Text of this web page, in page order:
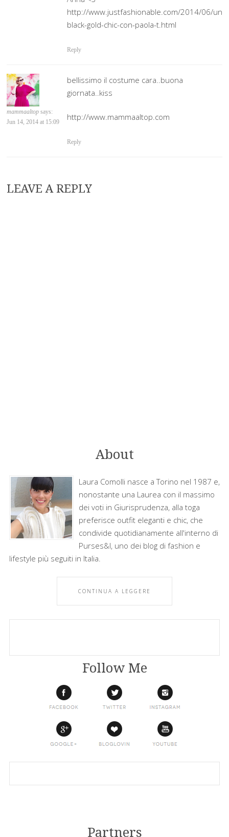
http://www.justfashionable.com/2014/06/un-
black-gold-chic-con-paola-t.html
Reply
mammaaltop says:
Jun 14, 2014 at 15:09
bellissimo il costume cara..buona
giornata..kiss
http://www.mammaaltop.com
Reply
LEAVE A REPLY
About
Laura Comolli nasce a Torino nel 1987 e,
nonostante una Laurea con il massimo
dei voti in Giurisprudenza, alla toga
preferisce outfit eleganti e chic, che
condivide quotidianamente all'interno di
Purses&I, uno dei blog di fashion e
lifestyle più seguiti in Italia.
CONTINUA A LEGGERE
Follow Me
Partners